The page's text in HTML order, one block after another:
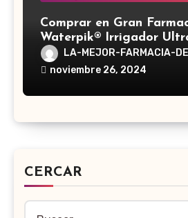
Comprar en Gran
Waterpik® Irrigador
LA-MEJOR-FARMACIA-
noviembre 26, 2024
CERCAR